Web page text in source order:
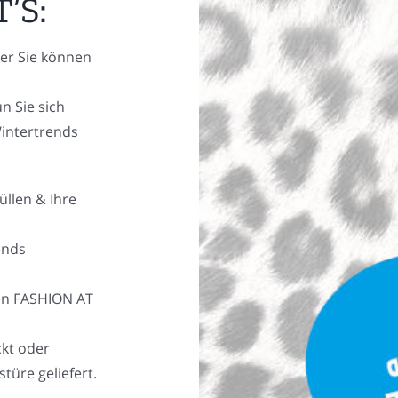
Sie können
Sie sich
& Ihre
AT
oder
geliefert.